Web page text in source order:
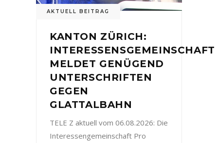
AKTUELL BEITRAG
KANTON ZÜRICH:
INTERESSENSGEMEINSCHAFT
MELDET GENÜGEND
UNTERSCHRIFTEN
GEGEN
GLATTALBAHN
TELE Z aktuell vom 06.08.2026: Die
Interessengemeinschaft Pro